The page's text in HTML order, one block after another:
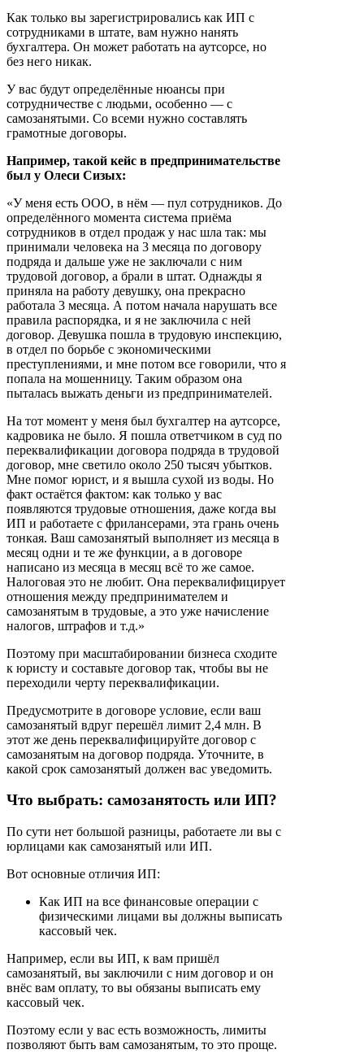
Как только вы зарегистрировались как ИП с
сотрудниками в штате, вам нужно нанять
бухгалтера. Он может работать на аутсорсе, но
без него никак.
У вас будут определённые нюансы при
сотрудничестве с людьми, особенно — с
самозанятыми. Со всеми нужно составлять
грамотные договоры.
Например, такой кейс в предпринимательстве
был у Олеси Сизых:
«У меня есть ООО, в нём — пул сотрудников. До
определённого момента система приёма
сотрудников в отдел продаж у нас шла так: мы
принимали человека на 3 месяца по договору
подряда и дальше уже не заключали с ним
трудовой договор, а брали в штат. Однажды я
приняла на работу девушку, она прекрасно
работала 3 месяца. А потом начала нарушать все
правила распорядка, и я не заключила с ней
договор. Девушка пошла в трудовую инспекцию,
в отдел по борьбе с экономическими
преступлениями, и мне потом все говорили, что я
попала на мошенницу. Таким образом она
пыталась выжать деньги из предпринимателей.
На тот момент у меня был бухгалтер на аутсорсе,
кадровика не было. Я пошла ответчиком в суд по
переквалификации договора подряда в трудовой
договор, мне светило около 250 тысяч убытков.
Мне помог юрист, и я вышла сухой из воды. Но
факт остаётся фактом: как только у вас
появляются трудовые отношения, даже когда вы
ИП и работаете с фрилансерами, эта грань очень
тонкая. Ваш самозанятый выполняет из месяца в
месяц одни и те же функции, а в договоре
написано из месяца в месяц всё то же самое.
Налоговая это не любит. Она переквалифицирует
отношения между предпринимателем и
самозанятым в трудовые, а это уже начисление
налогов, штрафов и т.д.»
Поэтому при масштабировании бизнеса сходите
к юристу и составьте договор так, чтобы вы не
переходили черту переквалификации.
Предусмотрите в договоре условие, если ваш
самозанятый вдруг перешёл лимит 2,4 млн. В
этот же день переквалифицируйте договор с
самозанятым на договор подряда. Уточните, в
какой срок самозанятый должен вас уведомить.
Что выбрать: самозанятость или ИП?
По сути нет большой разницы, работаете ли вы с
юрлицами как самозанятый или ИП.
Вот основные отличия ИП:
Как ИП на все финансовые операции с
физическими лицами вы должны выписать
кассовый чек.
Например, если вы ИП, к вам пришёл
самозанятый, вы заключили с ним договор и он
внёс вам оплату, то вы обязаны выписать ему
кассовый чек.
Поэтому если у вас есть возможность, лимиты
позволяют быть вам самозанятым, то это проще.